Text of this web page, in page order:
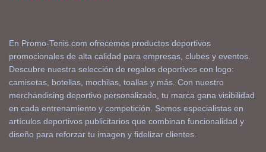
En Promo-Tenis.com ofrecemos productos deportivos
promocionales de alta calidad para empresas, clubes y eventos.
Descubre nuestra selección de regalos deportivos con logo:
camisetas, botellas, mochilas, toallas y más. Con nuestro
merchandising deportivo personalizado, tu marca gana visibilidad
en cada entrenamiento y competición. Somos especialistas en
artículos deportivos publicitarios que combinan funcionalidad y
diseño para reforzar tu imagen y fidelizar clientes.